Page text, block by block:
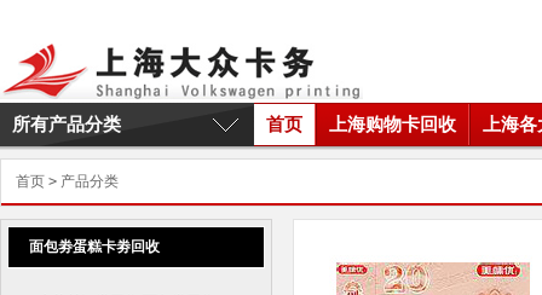
首页 上海购物卡回收 上海
所有产品分类
首页 > 产品分类
面包劵蛋糕卡劵回收